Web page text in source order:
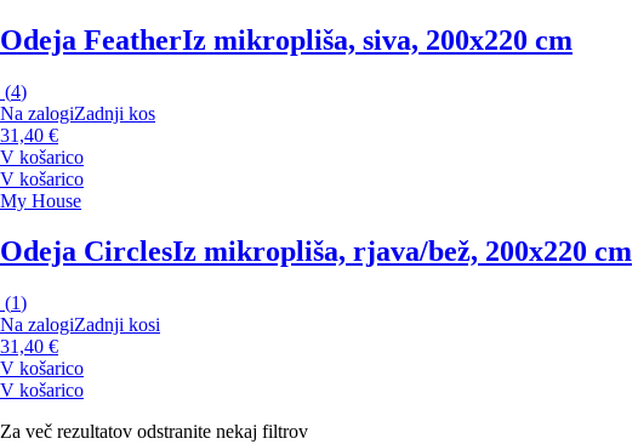
Odeja FeatherIz mikropliša, siva, 200x220 cm
(4)
Na zalogiZadnji kos
31,40 €
V košarico
V košarico
My House
Odeja CirclesIz mikropliša, rjava/bež, 200x220 cm
(1)
Na zalogiZadnji kosi
31,40 €
V košarico
V košarico
Za več rezultatov odstranite nekaj filtrov